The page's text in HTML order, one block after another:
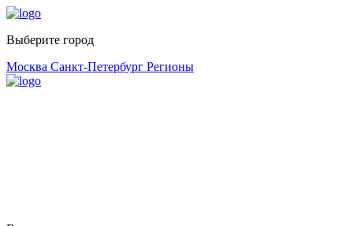
Выберите город
Москва Санкт-Петербург Регионы